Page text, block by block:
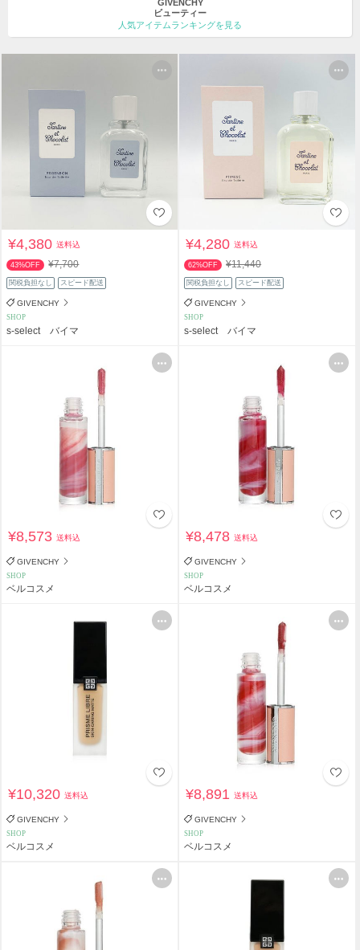
GIVENCHY
ビューティー
人気アイテムランキングを見る
¥4,380送料込
43%OFF ¥7,700
関税負担なし スピード配送
GIVENCHY
SHOP
s-select バイマ
¥4,280送料込
62%OFF ¥11,440
関税負担なし スピード配送
GIVENCHY
SHOP
s-select バイマ
¥8,573送料込
GIVENCHY
SHOP
ベルコスメ
¥8,478送料込
GIVENCHY
SHOP
ベルコスメ
¥10,320送料込
GIVENCHY
SHOP
ベルコスメ
¥8,891送料込
GIVENCHY
SHOP
ベルコスメ